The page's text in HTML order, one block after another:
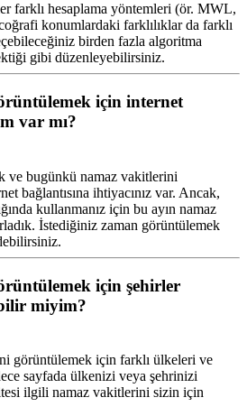
farklı hesaplama yöntemleri (ör. MWL,
konumlardaki farklılıklar da farklı
birden fazla algoritma
gibi düzenleyebilirsiniz.
için internet
var mı?
ve bugünkü namaz vakitlerini
bağlantısına ihtiyacınız var. Ancak,
kullanmanız için bu ayın namaz
İstediğiniz zaman görüntülemek
için şehirler
miyim?
görüntülemek için farklı ülkeleri ve
sayfada ülkenizi veya şehrinizi
ilgili namaz vakitlerini sizin için